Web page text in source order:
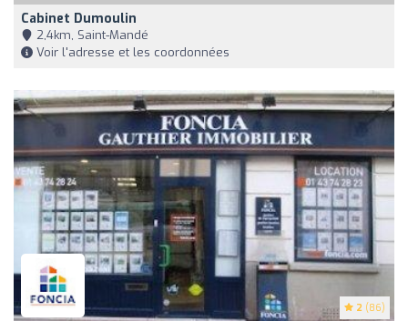
Cabinet Dumoulin
2,4km, Saint-Mandé
Voir l'adresse et les coordonnées
2 (86)